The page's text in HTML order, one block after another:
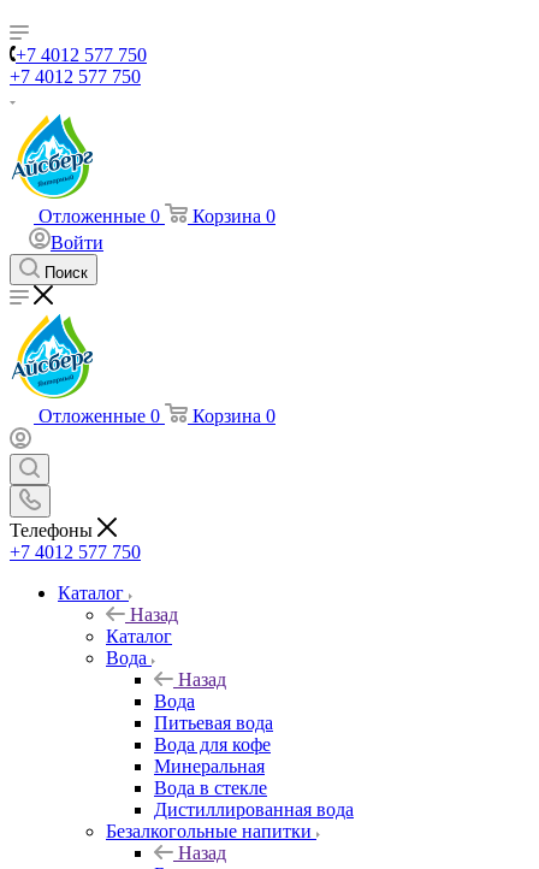
+7 4012 577 750
+7 4012 577 750
Отложенные 0 Корзина 0
Войти
Поиск
Отложенные 0 Корзина 0
Телефоны
+7 4012 577 750
Каталог
Назад
Каталог
Вода
Назад
Вода
Питьевая вода
Вода для кофе
Минеральная
Вода в стекле
Дистиллированная вода
Безалкогольные напитки
Назад